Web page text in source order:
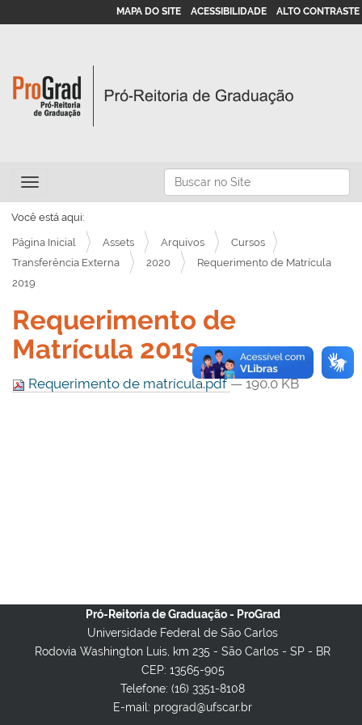
Busca
Busca Avançada…
MAPA DO SITE ACESSIBILIDADE ALTO CONTRASTE
Toggle navigation
Você está aqui:
Página Inicial Assets Arquivos
Cursos
Transferência Externa
2020
Requerimento de Matrícula
2019
Requerimento de
Matrícula 2019
Requerimento de matrícula.pdf— 190.0 KB
Pró-Reitoria de Graduação - ProGrad
Universidade Federal de São Carlos
Rodovia Washington Luis, km 235 - São Carlos - SP - BR
CEP: 13565-905
Telefone: (16) 3351-8108
E-mail: prograd@ufscar.br